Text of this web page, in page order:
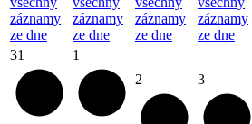
záznamy
ze dne
záznamy
ze dne
záznamy
ze dne
záznamy
ze dne
31
1
2 3